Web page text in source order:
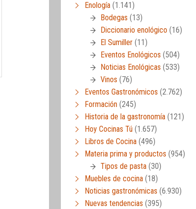
Enología (1.141)
Bodegas (13)
Diccionario enológico (16)
El Sumiller (11)
Eventos Enológicos (504)
Noticias Enológicas (533)
Vinos (76)
Eventos Gastronómicos (2.762)
Formación (245)
Historia de la gastronomía (121)
Hoy Cocinas Tú (1.657)
Libros de Cocina (496)
Materia prima y productos (954)
Tipos de pasta (30)
Muebles de cocina (18)
Noticias gastronómicas (6.930)
Nuevas tendencias (395)